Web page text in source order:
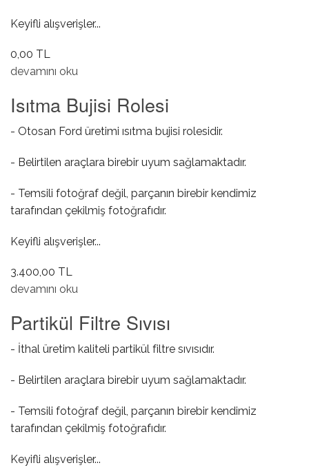
Keyifli alışverişler...
0,00 TL
EGR Borusu hakkında
devamını oku
Isıtma Bujisi Rolesi
- Otosan Ford üretimi ısıtma bujisi rolesidir.
- Belirtilen araçlara birebir uyum sağlamaktadır.
- Temsili fotoğraf değil, parçanın birebir kendimiz
tarafından çekilmiş fotoğrafıdır.
Keyifli alışverişler...
3.400,00 TL
Isıtma Bujisi Rolesi hakkında
devamını oku
Partikül Filtre Sıvısı
- İthal üretim kaliteli partikül filtre sıvısıdır.
- Belirtilen araçlara birebir uyum sağlamaktadır.
- Temsili fotoğraf değil, parçanın birebir kendimiz
tarafından çekilmiş fotoğrafıdır.
Keyifli alışverişler...